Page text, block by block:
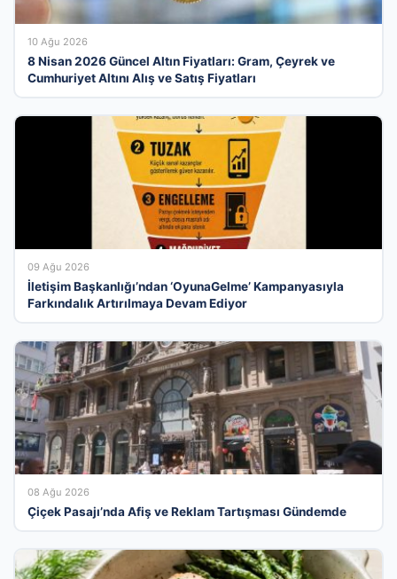
10 Ağu 2026
8 Nisan 2026 Güncel Altın Fiyatları: Gram, Çeyrek ve
Cumhuriyet Altını Alış ve Satış Fiyatları
09 Ağu 2026
İletişim Başkanlığı’ndan ‘OyunaGelme’ Kampanyasıyla
Farkındalık Artırılmaya Devam Ediyor
08 Ağu 2026
Çiçek Pasajı’nda Afiş ve Reklam Tartışması Gündemde